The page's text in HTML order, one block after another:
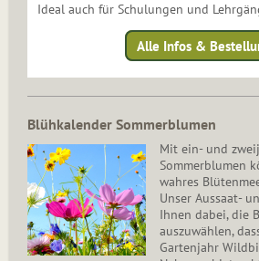
Ideal auch für Schulungen und
Alle Infos &
Blühkalender Sommerblumen
Mit ein- und
Sommerblumen
wahres
Unser Aussaat-
Ihnen dabei, die
auszuwählen,
Gartenjahr